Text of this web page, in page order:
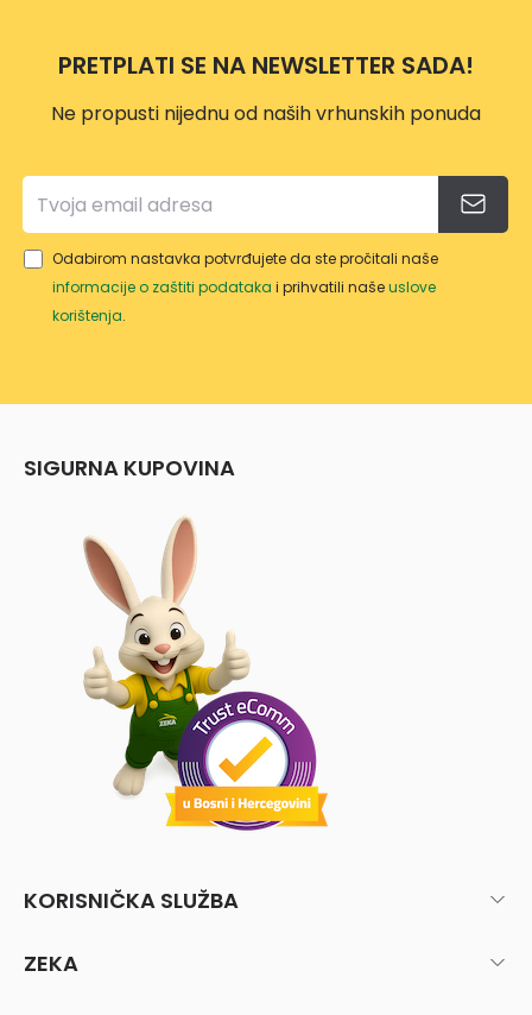
PRETPLATI SE NA NEWSLETTER SADA!
Ne propusti nijednu od naših vrhunskih ponuda
Odabirom nastavka potvrđujete da ste pročitali naše
informacije o zaštiti podataka i prihvatili našeuslove
korištenja.
SIGURNA KUPOVINA
KORISNIČKA SLUŽBA
ZEKA